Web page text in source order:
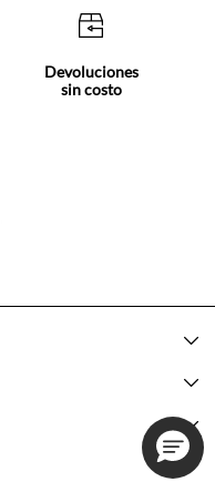
Devoluciones
sin costo